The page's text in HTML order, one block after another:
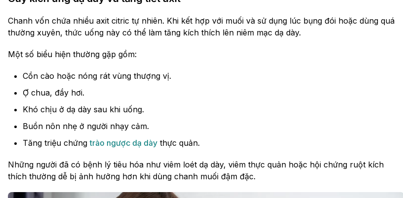
Chanh vốn chứa nhiều axit citric tự nhiên. Khi kết hợp với muối và sử dụng lúc bụng đói hoặc dùng quá
thường xuyên, thức uống này có thể làm tăng kích thích lên niêm mạc dạ dày.
Một số biểu hiện thường gặp gồm:
Cồn cào hoặc nóng rát vùng thượng vị.
Ợ chua, đầy hơi.
Khó chịu ở dạ dày sau khi uống.
Buồn nôn nhẹ ở người nhạy cảm.
Tăng triệu chứngtrào ngược dạ dày thực quản.
Những người đã có bệnh lý tiêu hóa như viêm loét dạ dày, viêm thực quản hoặc hội chứng ruột kích
thích thường dễ bị ảnh hưởng hơn khi dùng chanh muối đậm đặc.